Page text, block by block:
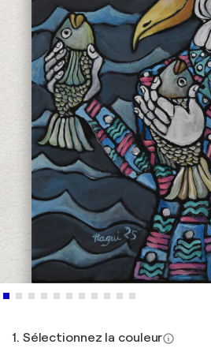
1. Sélectionnez la couleur